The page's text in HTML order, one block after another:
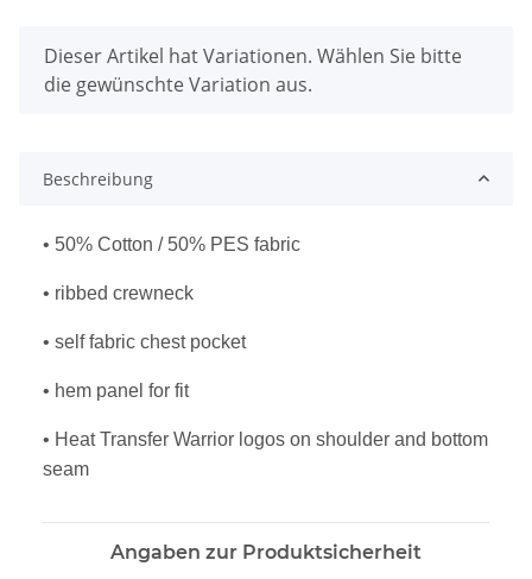
x
Dieser Artikel hat Variationen. Wählen Sie bitte
die gewünschte Variation aus.
Beschreibung
• 50% Cotton / 50% PES fabric
• ribbed crewneck
• self fabric chest pocket
• hem panel for fit
• Heat Transfer Warrior logos on shoulder and bottom
seam
Angaben zur Produktsicherheit